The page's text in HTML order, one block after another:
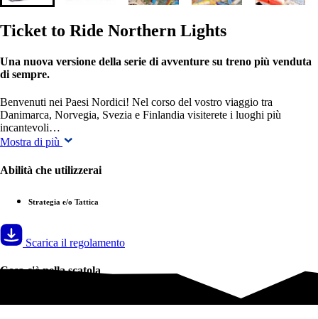
Ticket to Ride Northern Lights
Una nuova versione della serie di avventure su treno più venduta
di sempre.
Benvenuti nei Paesi Nordici! Nel corso del vostro viaggio tra
Danimarca, Norvegia, Svezia e Finlandia visiterete i luoghi più
incantevoli…
Mostra di più
Abilità che utilizzerai
Strategia e/o Tattica
Scarica il regolamento
Cosa c'è nella scatola